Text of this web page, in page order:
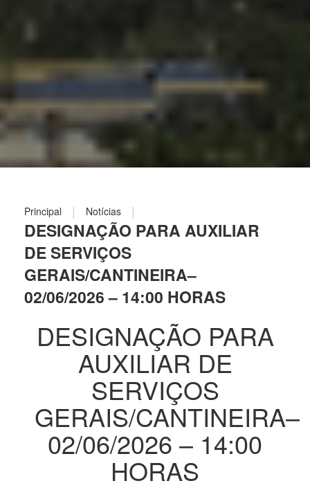
Principal | Notícias |
DESIGNAÇÃO PARA AUXILIAR
DE SERVIÇOS
GERAIS/CANTINEIRA–
02/06/2026 – 14:00 HORAS
DESIGNAÇÃO PARA
AUXILIAR DE
SERVIÇOS
GERAIS/CANTINEIRA–
02/06/2026 – 14:00
HORAS